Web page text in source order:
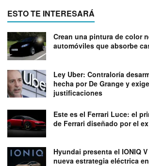
ESTO TE INTERESARÁ
Crean una pintura de color
automóviles que absorbe
Ley Uber: Contraloría
hecha por De Grange y
justificaciones
Este es el Ferrari Luce: el
de Ferrari diseñado por el
Hyundai presenta el IONIQ
nueva estrategia eléctrica